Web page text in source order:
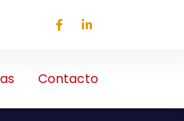
Contacto